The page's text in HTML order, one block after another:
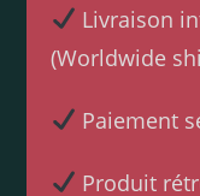
Livraison
(Worldwide
Paiement
Produit